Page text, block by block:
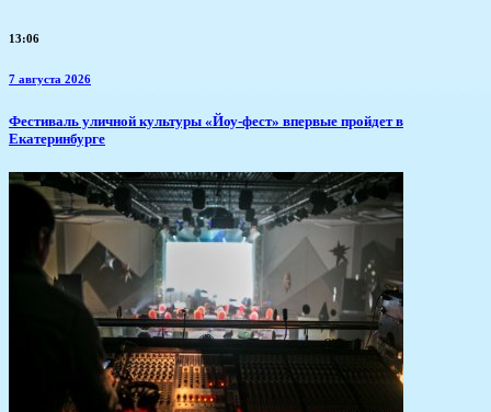
13:06
7 августа 2026
​Фестиваль уличной культуры «Йоу-фест» впервые пройдет в
Екатеринбурге